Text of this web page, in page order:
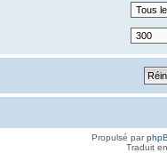
Propulsé par
Traduit